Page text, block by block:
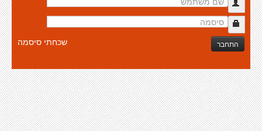
התחבר שכחתי סיסמה